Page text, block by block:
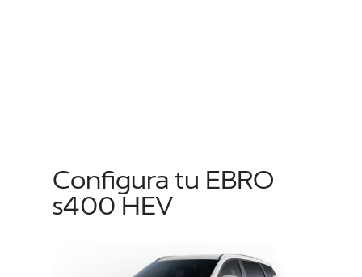
Configura tu EBRO
s400 HEV